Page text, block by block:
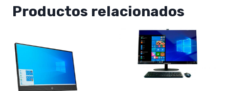
Productos relacionados